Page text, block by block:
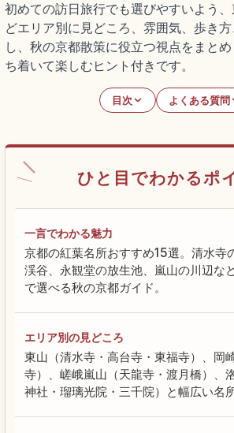
初めての訪日旅行でも選びやすいよう
どエリア別に見どころ、雰囲気、歩き
し、秋の京都散策に役立つ視点をまと
ち着いて楽しむヒント付きです。
目次 よくある質問
ひと目でわかるポ
一言でわかる魅力
京都の紅葉名所おすすめ15選。清水寺
渓谷、永観堂の放生池、嵐山の川辺な
で選べる秋の京都ガイド。
エリア別の見どころ
東山（清水寺・高台寺・東福寺）、岡
寺）、嵯峨嵐山（天龍寺・渡月橋）、
神社・瑠璃光院・三千院）と幅広い名